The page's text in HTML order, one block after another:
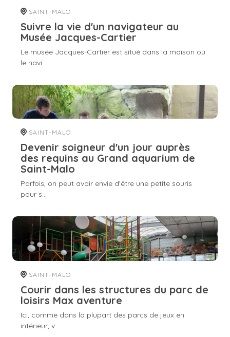
SAINT-MALO
Suivre la vie d'un navigateur au
Musée Jacques-Cartier
Le musée Jacques-Cartier est situé dans la maison où
le navi...
SAINT-MALO
Devenir soigneur d'un jour auprès
des requins au Grand aquarium de
Saint-Malo
Parfois, on peut avoir envie d'être une petite souris
pour s...
SAINT-MALO
Courir dans les structures du parc de
loisirs Max aventure
Ici, comme dans la plupart des parcs de jeux en
intérieur, v...